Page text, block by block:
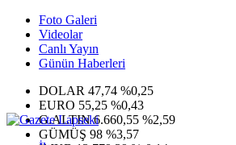
Foto Galeri
Videolar
Canlı Yayın
Günün Haberleri
DOLAR 47,74 %0,25
EURO 55,25 %0,43
G.ALTIN6.660,55 %2,59
GÜMÜŞ 98 %3,57